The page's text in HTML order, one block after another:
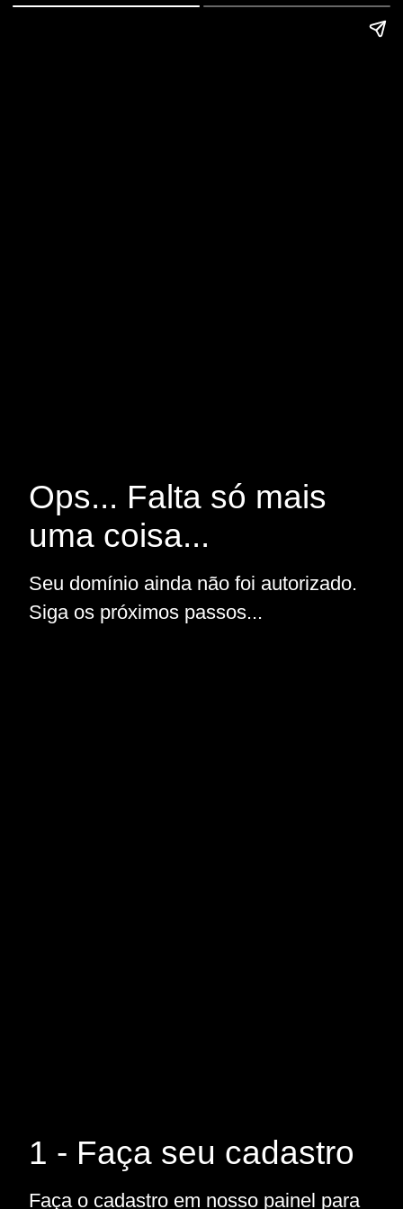
Ops... Falta só mais
uma coisa...
Seu domínio ainda não foi autorizado.
Siga os próximos passos...
1 - Faça seu cadastro
Faça o cadastro em nosso painel para